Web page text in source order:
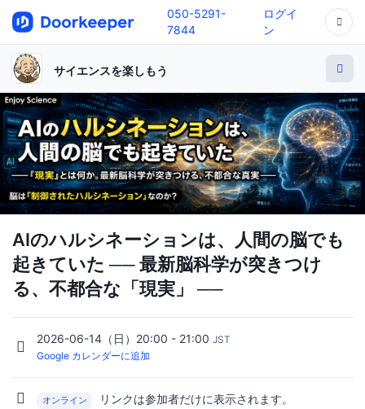
050-5291-
7844
ログイ
ン
サイエンスを楽しもう
AIのハルシネーションは、人間の脳でも
起きていた ── 最新脳科学が突きつけ
る、不都合な「現実」 ──
2026-06-14（日）20:00 - 21:00 JST
Google カレンダーに追加
オンライン リンクは参加者だけに表示されます。